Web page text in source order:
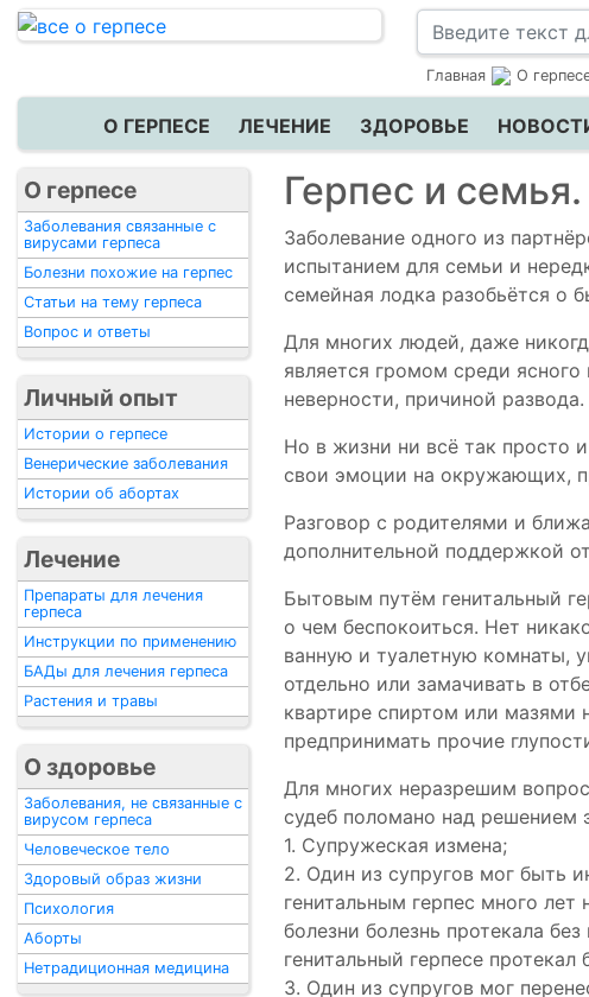
Главная О
О ГЕРПЕСЕ ЛЕЧЕНИЕ ЗДОРОВЬЕ
Герпес и
Заболевание одного из
испытанием для семьи и
семейная лодка разобьётся о
Для многих людей, даже
является громом среди
неверности, причиной развода.
Но в жизни ни всё так просто
свои эмоции на окружающих,
Разговор с родителями и
дополнительной поддержкой
Бытовым путём генитальный
о чем беспокоиться. Нет
ванную и туалетную комнаты,
отдельно или замачивать в
квартире спиртом или мазями
предпринимать прочие
Для многих неразрешим
судеб поломано над решением
1. Супружеская измена;
2. Один из супругов мог быть
генитальным герпес много
болезни болезнь протекала
генитальный герпесе
3. Один из супругов мог
О герпесе
Заболевания связанные с
вирусами герпеса
Болезни похожие на герпес
Статьи на тему герпеса
Вопрос и ответы
Личный опыт
Истории о герпесе
Венерические заболевания
Истории об абортах
Лечение
Препараты для лечения
герпеса
Инструкции по применению
БАДы для лечения герпеса
Растения и травы
О здоровье
Заболевания, не связанные с
вирусом герпеса
Человеческое тело
Здоровый образ жизни
Психология
Аборты
Нетрадиционная медицина